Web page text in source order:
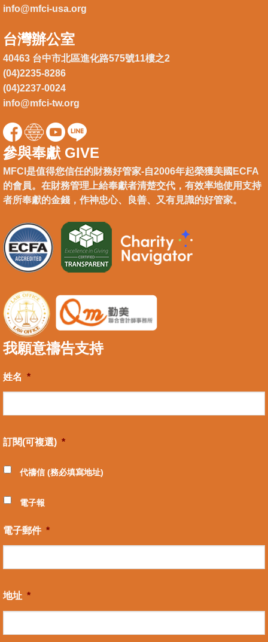
info@mfci-usa.org
台灣辦公室
40463 台中市北區進化路575號11樓之2
(04)2235-8286
(04)2237-0024
info@mfci-tw.org
參與奉獻 GIVE
MFCI是值得您信任的財務好管家-自2006年起榮獲美國ECFA
的會員。在財務管理上給奉獻者清楚交代，有效率地使用支持
者所奉獻的金錢，作神忠心、良善、又有見識的好管家。
我願意禱告支持
姓名 *
訂閱(可複選) *
代禱信 (務必填寫地址)
電子報
電子郵件 *
地址 *